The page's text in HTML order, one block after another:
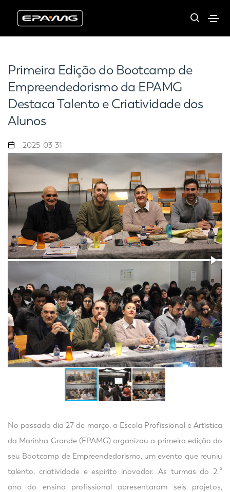
Primeira Edição do Bootcamp de
Empreendedorismo da EPAMG
Destaca Talento e Criatividade dos
Alunos
2025-03-31
No passado dia 27 de março, a Escola Profissional e Artística
da Marinha Grande (EPAMG) organizou a primeira edição do
seu Bootcamp de Empreendedorismo, um evento que reuniu
talento, criatividade e espírito inovador. As turmas do 2.º
ano do ensino profissional apresentaram seis projetos,